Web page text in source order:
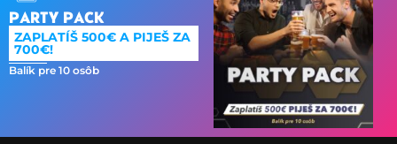
PARTY PACK
ZAPLATÍŠ 500€ A PIJEŠ ZA
700€!
Balík pre 10 osôb